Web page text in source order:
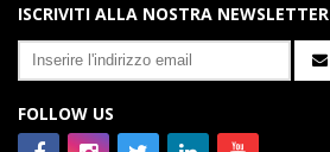
ISCRIVITI ALLA NOSTRA NEWSLETTER
FOLLOW US